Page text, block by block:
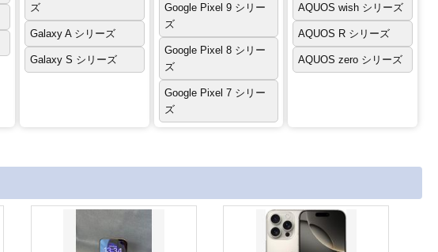
ズ
Galaxy A シリーズ
Galaxy S シリーズ
Google Pixel 9 シリー
ズ
Google Pixel 8 シリー
ズ
Google Pixel 7 シリー
ズ
AQUOS wish シリーズ
AQUOS R シリーズ
AQUOS zero シリーズ